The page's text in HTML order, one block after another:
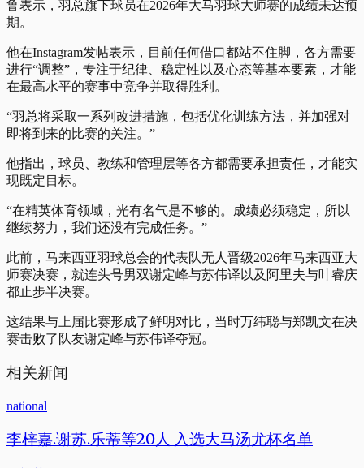
鲁表示，羽总旗下球员在2026年大马羽球大师赛的成绩未达预
期。
他在Instagram发帖表示，目前任何借口都站不住脚，各方需要
进行“调整”，专注于纪律、稳定性以及心态等基本要素，才能
在最高水平的赛事中竞争并取得胜利。
“羽总将采取一系列改进措施，包括优化训练方法，并加强对
即将到来的比赛的关注。”
他指出，球员、教练和管理层等各方都需要承担责任，才能实
现既定目标。
“在精英体育领域，光有名气是不够的。成绩必须稳定，所以
继续努力，我们还没有完成任务。”
此前，马来西亚羽球总会的代表队无人晋级2026年马来西亚大
师赛决赛，就连头号男双谢定峰与苏伟译以及阿里夫与叶睿庆
都止步半决赛。
这结果与上届比赛形成了鲜明对比，当时万纬聪与郑凯文在决
赛击败了队友谢定峰与苏伟译夺冠。
相关新闻
national
李梓嘉.谢苏.乐蒂等20人 入选大马汤尤杯名单